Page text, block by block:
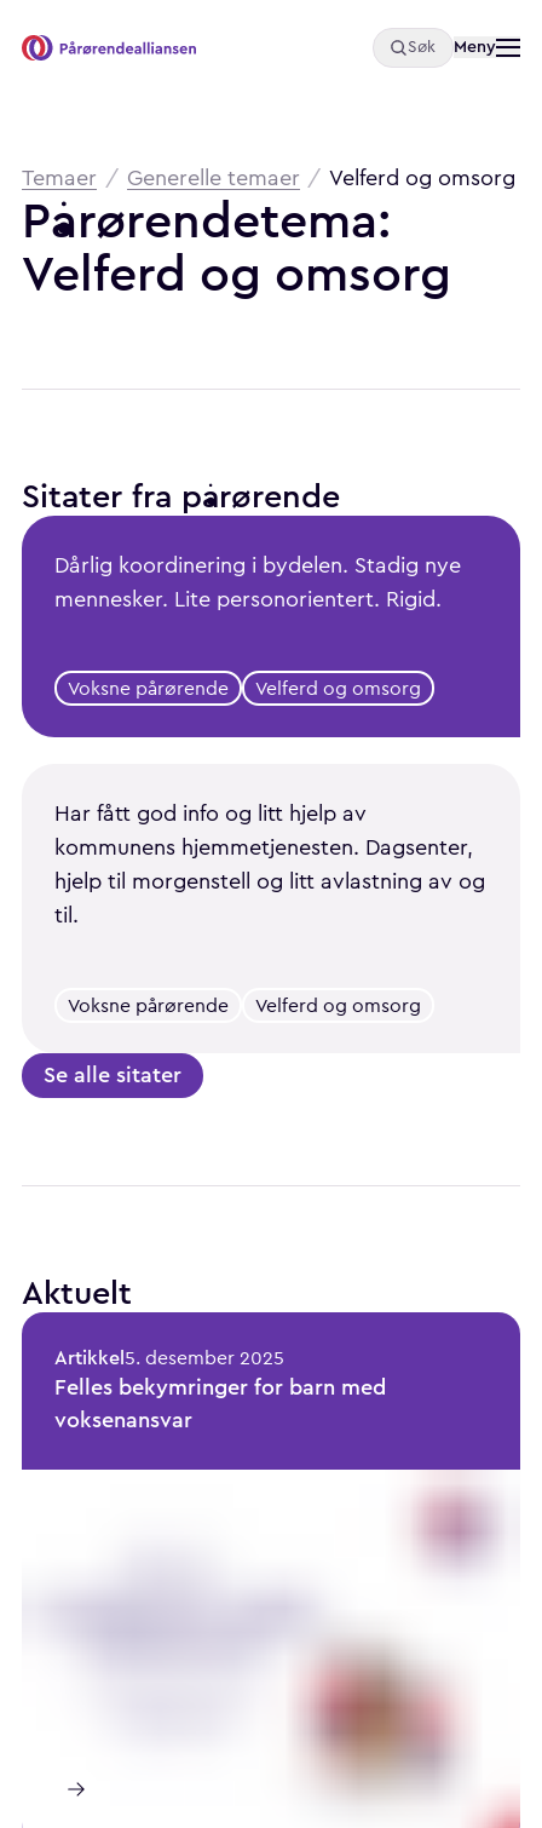
Pårørendealliansen Søk Åpne
Meny
Brødsmulesti
Temaer / Generelle temaer / Velferd og omsorg
Pårørendetema:
Velferd og omsorg
Sitater fra pårørende
Se alle sitater
Dårlig koordinering i bydelen. Stadig nye
mennesker. Lite personorientert. Rigid.
Voksne pårørende Velferd og omsorg
Har fått god info og litt hjelp av
kommunens hjemmetjenesten. Dagsenter,
hjelp til morgenstell og litt avlastning av og
til.
Voksne pårørende Velferd og omsorg
Aktuelt
Artikkel5. desember 2025
Felles bekymringer for barn med
voksenansvar